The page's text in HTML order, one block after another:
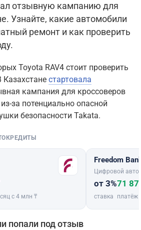
отзывную кампанию для
Узнайте, какие автомобили
ремонт и как проверить
Toyota RAV4 стоит проверить
стартовала
кампания для кроссоверов
за потенциально опасной
безопасности Takata.
с 4 млн ₸
Freedom
Цифровой
от 3%
ставка
71
платёж
попали под отзыв